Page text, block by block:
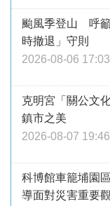
颱風季登山 呼
時撤退」守則
2026-08-06 17:03
克明宮「關公文
鎮市之美
2026-08-07 19:46
科博館車籠埔園
導面對災害重要